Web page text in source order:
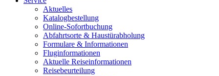
Aktuelles
Katalogbestellung
Online-Sofortbuchung
Abfahrtsorte & Haustürabholung
Formulare & Informationen
Fluginformationen
Aktuelle Reiseinformationen
Reisebeurteilung